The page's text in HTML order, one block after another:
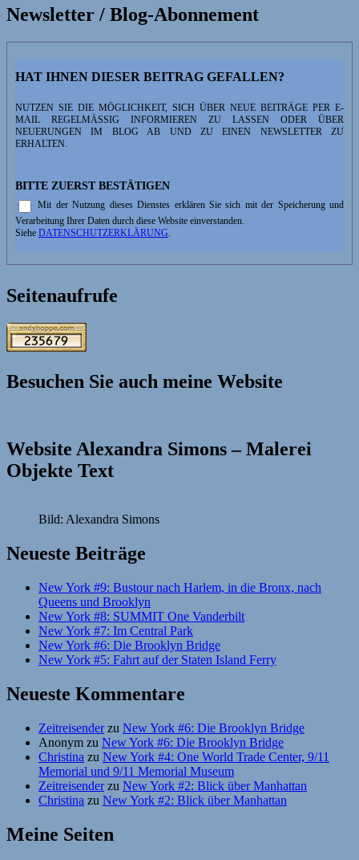
Newsletter / Blog-Abonnement
HAT IHNEN DIESER BEITRAG GEFALLEN?
NUTZEN SIE DIE MÖGLICHKEIT, SICH ÜBER NEUE BEITRÄGE PER E-
MAIL REGELMÄSSIG INFORMIEREN ZU LASSEN ODER ÜBER N
EUERUNGEN IM BLOG AB UND ZU EINEN NEWSLETTER ZU E
RHALTEN.
BITTE ZUERST BESTÄTIGEN
Mit der Nutzung dieses Dienstes erklären Sie sich mit der Speicherung und
Verarbeitung Ihrer Daten durch diese Website einverstanden.
Siehe DATENSCHUTZERKLÄRUNG
Seitenaufrufe
Besuchen Sie auch meine Website
Website Alexandra Simons – Malerei
Objekte Text
Bild: Alexandra Simons
Neueste Beiträge
New York #9: Bustour nach Harlem, in die Bronx, nach
Queens und Brooklyn
New York #8: SUMMIT One Vanderbilt
New York #7: Im Central Park
New York #6: Die Brooklyn Bridge
New York #5: Fahrt auf der Staten Island Ferry
Neueste Kommentare
Zeitreisenderzu New York #6: Die Brooklyn Bridge
Anonym zu New York #6: Die Brooklyn Bridge
Christina zu New York #4: One World Trade Center, 9/11
Memorial und 9/11 Memorial Museum
Zeitreisenderzu New York #2: Blick über Manhattan
Christina zu New York #2: Blick über Manhattan
Meine Seiten